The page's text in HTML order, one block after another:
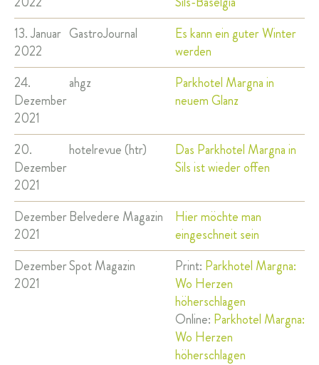
13. Januar
2022
GastroJournal
Es kann ein guter Winter
werden
24.
Dezember
2021
ahgz
Parkhotel Margna in
neuem Glanz
20.
Dezember
2021
hotelrevue (htr)
Das Parkhotel Margna in
Sils ist wieder offen
Dezember
2021
Belvedere Magazin
Hier möchte man
eingeschneit sein
Dezember
2021
Spot Magazin Print: Parkhotel Margna:
Wo Herzen
höherschlagen
Online: Parkhotel Margna:
Wo Herzen
höherschlagen